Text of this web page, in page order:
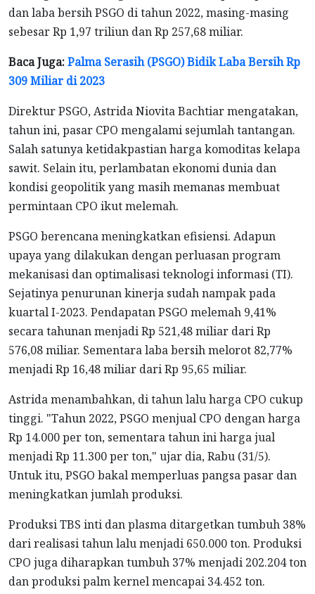
dan laba bersih PSGO di tahun 2022, masing-masing
sebesar Rp 1,97 triliun dan Rp 257,68 miliar.
Baca Juga:Palma Serasih (PSGO) Bidik Laba Bersih Rp
309 Miliar di 2023
Direktur PSGO, Astrida Niovita Bachtiar mengatakan,
tahun ini, pasar CPO mengalami sejumlah tantangan.
Salah satunya ketidakpastian harga komoditas kelapa
sawit. Selain itu, perlambatan ekonomi dunia dan
kondisi geopolitik yang masih memanas membuat
permintaan CPO ikut melemah.
PSGO berencana meningkatkan efisiensi. Adapun
upaya yang dilakukan dengan perluasan program
mekanisasi dan optimalisasi teknologi informasi (TI).
Sejatinya penurunan kinerja sudah nampak pada
kuartal I-2023. Pendapatan PSGO melemah 9,41%
secara tahunan menjadi Rp 521,48 miliar dari Rp
576,08 miliar. Sementara laba bersih melorot 82,77%
menjadi Rp 16,48 miliar dari Rp 95,65 miliar.
Astrida menambahkan, di tahun lalu harga CPO cukup
tinggi. "Tahun 2022, PSGO menjual CPO dengan harga
Rp 14.000 per ton, sementara tahun ini harga jual
menjadi Rp 11.300 per ton," ujar dia, Rabu (31/5).
Untuk itu, PSGO bakal memperluas pangsa pasar dan
meningkatkan jumlah produksi.
Produksi TBS inti dan plasma ditargetkan tumbuh 38%
dari realisasi tahun lalu menjadi 650.000 ton. Produksi
CPO juga diharapkan tumbuh 37% menjadi 202.204 ton
dan produksi palm kernel mencapai 34.452 ton.